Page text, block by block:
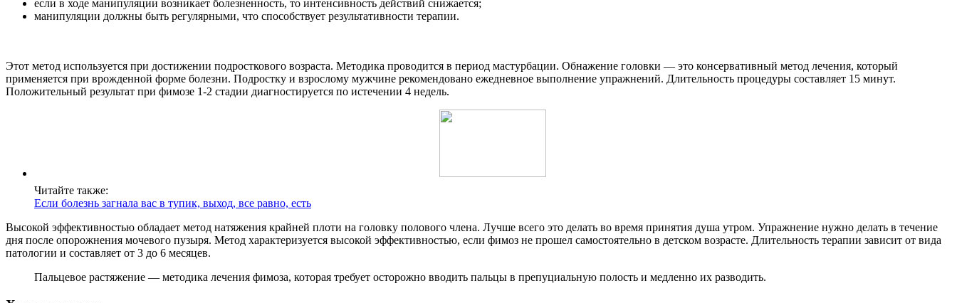
если в ходе манипуляции возникает болезненность, то интенсивность действий снижается;
манипуляции должны быть регулярными, что способствует результативности терапии.
Этот метод используется при достижении подросткового возраста. Методика проводится в период мастурбации. Обнажение головки — это консервативный метод лечения, который
применяется при врожденной форме болезни. Подростку и взрослому мужчине рекомендовано ежедневное выполнение упражнений. Длительность процедуры составляет 15 минут.
Положительный результат при фимозе 1-2 стадии диагностируется по истечении 4 недель.
Читайте также:
Если болезнь загнала вас в тупик, выход, все равно, есть
Высокой эффективностью обладает метод натяжения крайней плоти на головку полового члена. Лучше всего это делать во время принятия душа утром. Упражнение нужно делать в течение
дня после опорожнения мочевого пузыря. Метод характеризуется высокой эффективностью, если фимоз не прошел самостоятельно в детском возрасте. Длительность терапии зависит от вида
патологии и составляет от 3 до 6 месяцев.
Пальцевое растяжение — методика лечения фимоза, которая требует осторожно вводить пальцы в препуциальную полость и медленно их разводить.